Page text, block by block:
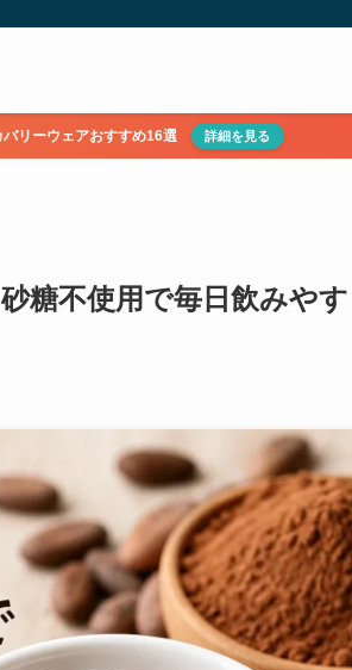
リーウェアおすすめ16選 詳細を見る
糖不使用で毎日飲みやす